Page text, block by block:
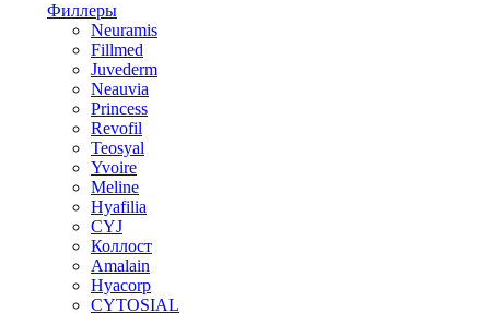
Филлеры
Neuramis
Fillmed
Juvederm
Neauvia
Princess
Revofil
Teosyal
Yvoire
Meline
Hyafilia
CYJ
Коллост
Amalain
Hyacorp
CYTOSIAL